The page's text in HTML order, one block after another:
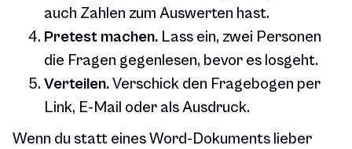
auch Zahlen zum Auswerten hast.
Pretest machen. Lass ein, zwei Personen
die Fragen gegenlesen, bevor es losgeht.
Verteilen.Verschick den Fragebogen per
Link, E-Mail oder als Ausdruck.
Wenn du statt eines Word-Dokuments lieber